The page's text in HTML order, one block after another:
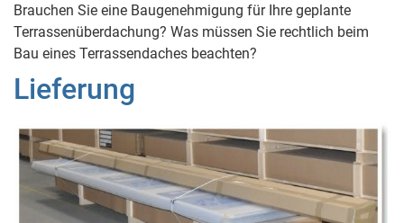
Brauchen Sie eine Baugenehmigung für Ihre geplante
Terrassenüberdachung? Was müssen Sie rechtlich beim
Bau eines Terrassendaches beachten?
Lieferung